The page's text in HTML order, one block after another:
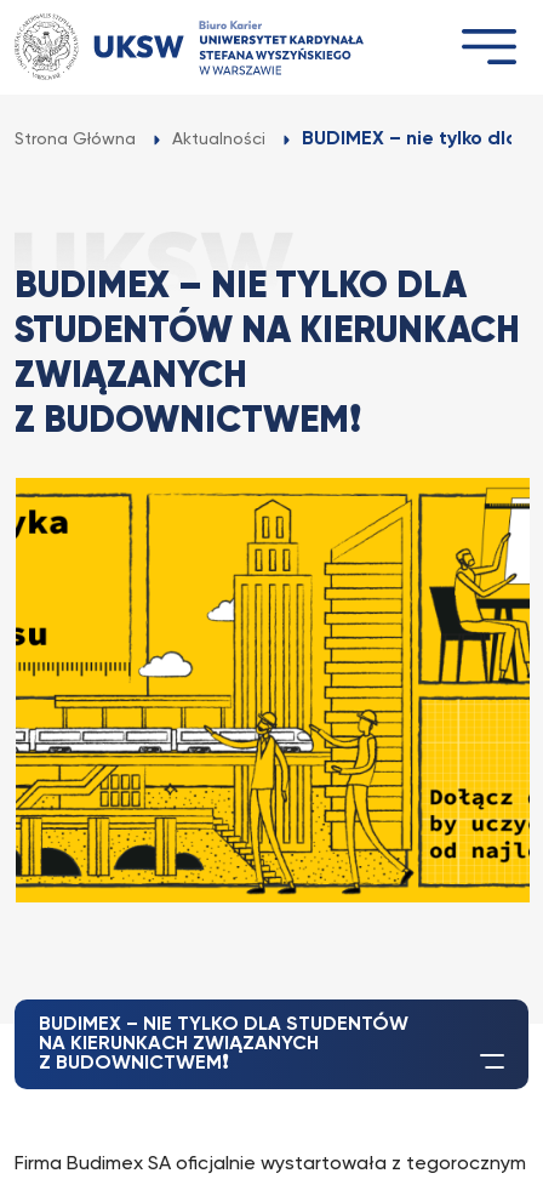
Przejdź
do
treści
Strona Główna Aktualności BUDIMEX – nie tylko dla
BUDIMEX – NIE TYLKO DLA
STUDENTÓW NA KIERUNKACH
ZWIĄZANYCH
Z BUDOWNICTWEM❗
BUDIMEX – NIE TYLKO DLA STUDENTÓW
NA KIERUNKACH ZWIĄZANYCH
Z BUDOWNICTWEM❗
Firma Budimex SA oficjalnie wystartowała z tegorocznym